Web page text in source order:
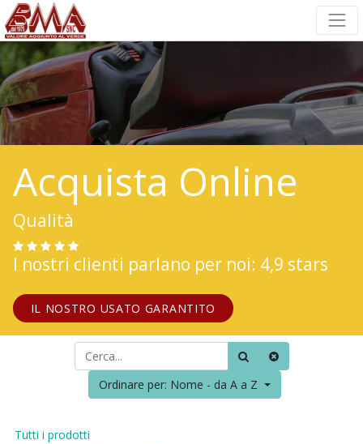
Acquista Online
Qualità
I nostri clienti parlano per noi: 4,9 stars
IL NOSTRO USATO GARANTITO
Ordinare per: Nome - da A a Z
Tutti i prodotti